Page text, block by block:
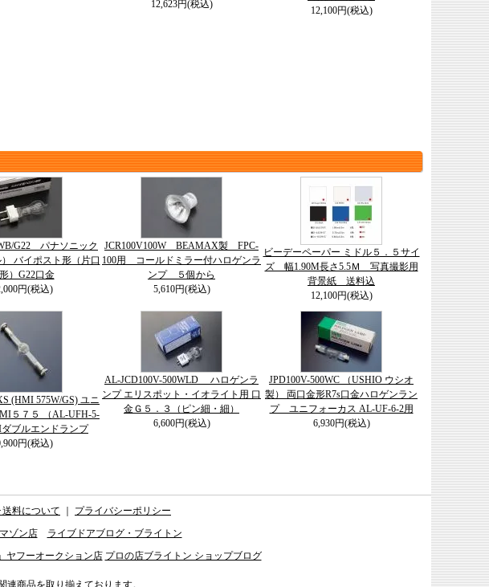
12,623円(税込)
12,100円(税込)
G22 パナソニック
） バイポスト形（片口
）G22口金
円(税込)
JCR100V100W BEAMAX製 FPC-
100用 コールドミラー付ハロゲンラ
ンプ ５個から
5,610円(税込)
ビーデーペーパー ミドル５．５サイ
ズ 幅1.90M長さ5.5Ｍ 写真撮影用
背景紙 送料込
12,100円(税込)
(HMI 575W/GS) ユニ
５７５ （AL-UFH-5-
ブルエンドランプ
円(税込)
AL-JCD100V-500WLD ハロゲンラ
ンプ エリスポット・イオライト用 口
金Ｇ５．３（ピン細・細）
6,600円(税込)
JPD100V-500WC （USHIO ウシオ
製） 両口金形R7s口金ハロゲンラン
プ ユニフォーカス AL-UF-6-2用
6,930円(税込)
料について
プライバシーポリシー
ゾン店
ライブドアブログ・ブライトン
ヤフーオークション店 プロの店ブライトン ショップブログ